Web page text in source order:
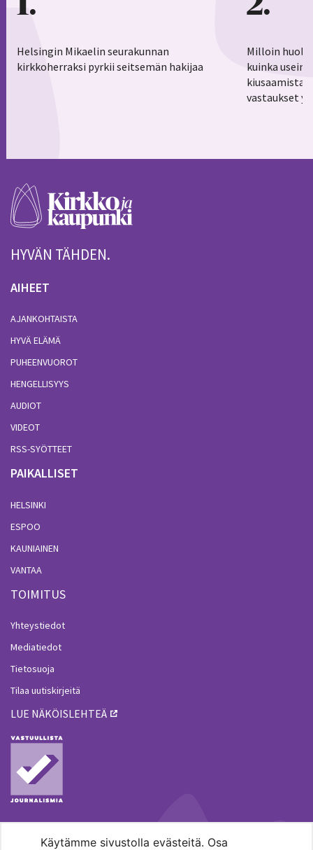
Käytämme sivustolla evästeitä. Osa
Helsingin Mikaelin seurakunnan
kirkkoherraksi pyrkii seitsemän hakijaa
Milloin
kuinka usein
vastaukset
HYVÄN TÄHDEN.
AIHEET
AJANKOHTAISTA
HYVÄ ELÄMÄ
PUHEENVUOROT
HENGELLISYYS
AUDIOT
VIDEOT
RSS-SYÖTTEET
PAIKALLISET
HELSINKI
ESPOO
KAUNIAINEN
VANTAA
TOIMITUS
Yhteystiedot
Mediatiedot
Tietosuoja
Tilaa uutiskirjeitä
LUE NÄKÖISLEHTEÄ
MENOHAKU